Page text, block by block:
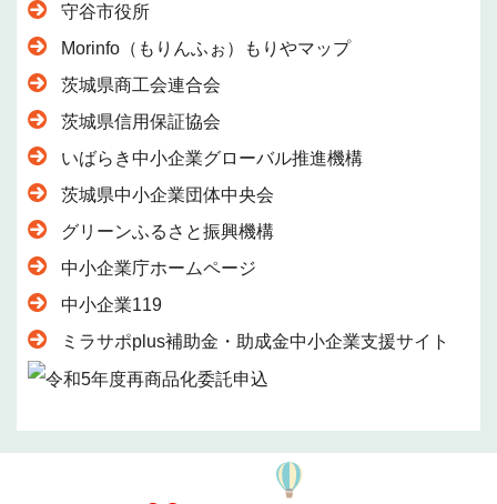
守谷市役所
Morinfo（もりんふぉ）もりやマップ
茨城県商工会連合会
茨城県信用保証協会
いばらき中小企業グローバル推進機構
茨城県中小企業団体中央会
グリーンふるさと振興機構
中小企業庁ホームページ
中小企業119
ミラサポplus補助金・助成金中小企業支援サイト